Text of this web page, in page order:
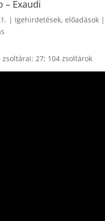
– Exaudi
| Igehirdetések, előadások|
zsoltárai: 27; 104 zsoltárok